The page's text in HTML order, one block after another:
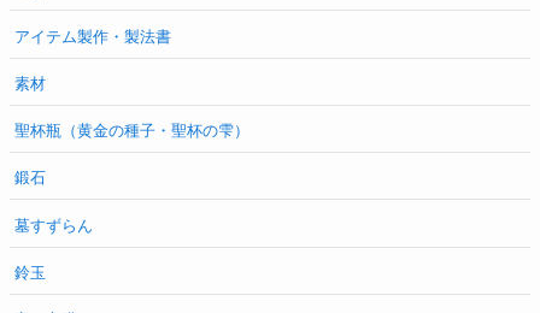
アイテム製作・製法書
素材
聖杯瓶（黄金の種子・聖杯の雫）
鍛石
墓すずらん
鈴玉